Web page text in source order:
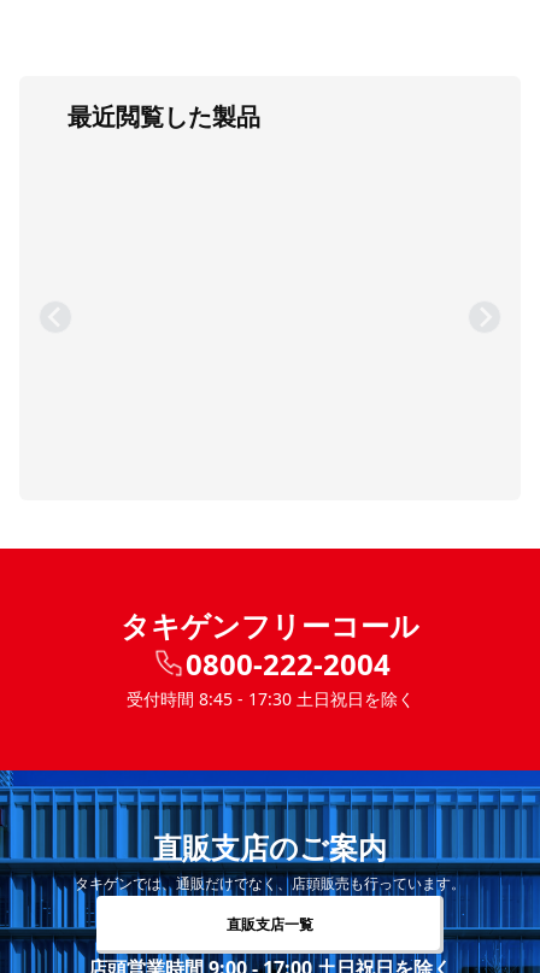
最近閲覧した製品
タキゲンフリーコール
0800-222-2004
受付時間 8:45 - 17:30 土日祝日を除く
直販支店のご案内
タキゲンでは、通販だけでなく、店頭販売も行っています。
直販支店一覧
店頭営業時間 9:00 - 17:00 土日祝日を除く